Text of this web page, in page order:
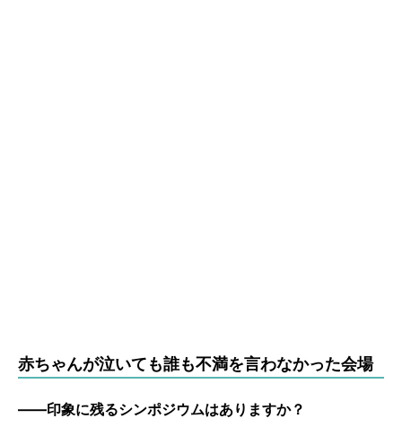
赤ちゃんが泣いても誰も不満を言わなかった会場
――印象に残るシンポジウムはありますか？